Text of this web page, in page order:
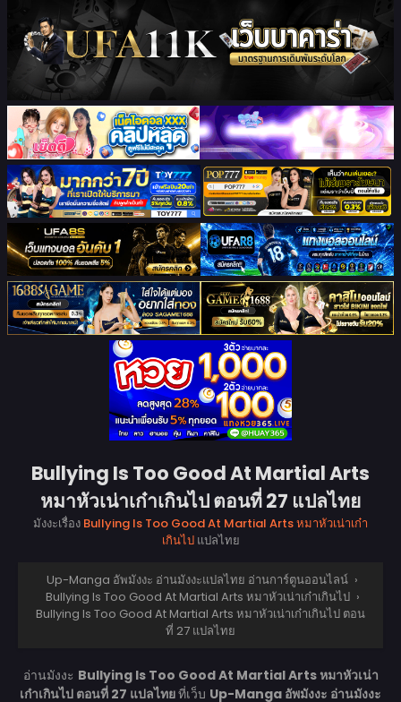
Bullying Is Too Good At Martial Arts
หมาหัวเน่าเก๋าเกินไป ตอนที่ 27 แปลไทย
มังงะเรื่อง Bullying Is Too Good At Martial Arts หมาหัวเน่าเก๋า
เกินไปแปลไทย
Up-Manga อัพมังงะ อ่านมังงะแปลไทย อ่านการ์ตูนออนไลน์ ›
Bullying Is Too Good At Martial Arts หมาหัวเน่าเก๋าเกินไป ›
Bullying Is Too Good At Martial Arts หมาหัวเน่าเก๋าเกินไป ตอน
ที่ 27 แปลไทย
อ่านมังงะ Bullying Is Too Good At Martial Arts หมาหัวเน่า
เก๋าเกินไป ตอนที่ 27 แปลไทยที่เว็บ Up-Manga อัพมังงะ อ่านมังงะ